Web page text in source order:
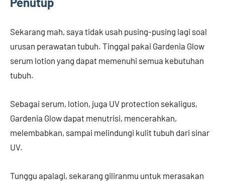
Sekarang mah, saya tidak usah pusing-pusing lagi soal
urusan perawatan tubuh. Tinggal pakai Gardenia Glow
serum lotion yang dapat memenuhi semua kebutuhan
tubuh.
Sebagai serum, lotion, juga UV protection sekaligus,
Gardenia Glow dapat menutrisi, mencerahkan,
melembabkan, sampai melindungi kulit tubuh dari sinar
UV.
Tunggu apalagi, sekarang giliranmu untuk merasakan